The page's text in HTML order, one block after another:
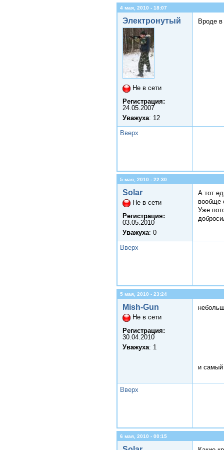
4 мая, 2010 - 18:07
Электронутый
Не в сети
Регистрация:
24.05.2007
Уважуха: 12
Вроде в
Вверх
5 мая, 2010 - 22:30
Solar
Не в сети
Регистрация:
03.05.2010
Уважуха: 0
А тот
вообще
Уже
Вверх
5 мая, 2010 - 23:24
Mish-Gun
Не в сети
Регистрация:
30.04.2010
Уважуха: 1
и самый
Вверх
6 мая, 2010 - 00:15